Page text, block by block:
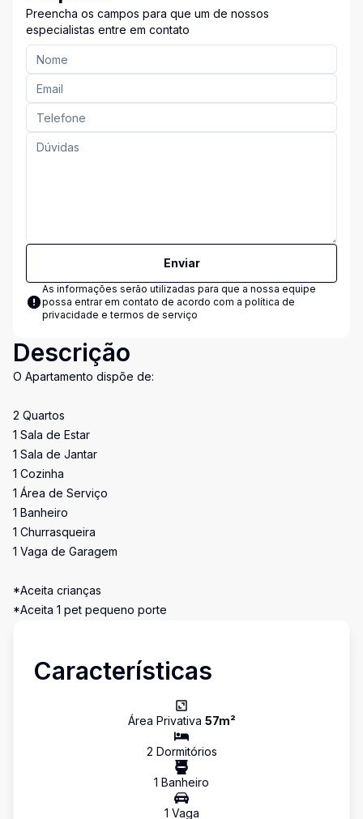
Preencha os campos para que um de nossos
especialistas entre em contato
Enviar
As informações serão utilizadas para que a nossa equipe
possa entrar em contato de acordo com a política de
privacidade e termos de serviço
Descrição
O Apartamento dispõe de:
2 Quartos
1 Sala de Estar
1 Sala de Jantar
1 Cozinha
1 Área de Serviço
1 Banheiro
1 Churrasqueira
1 Vaga de Garagem
*Aceita crianças
*Aceita 1 pet pequeno porte
Características
Área Privativa 57m²
2 Dormitórios
1 Banheiro
1 Vaga